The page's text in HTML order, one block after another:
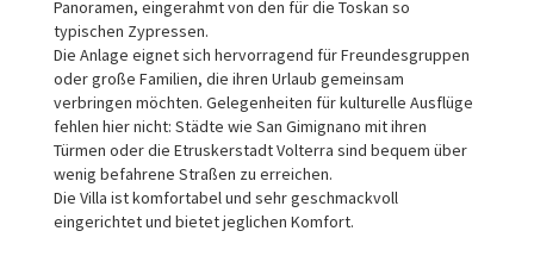
Panoramen, eingerahmt von den für die Toskan so
typischen Zypressen.
Die Anlage eignet sich hervorragend für Freundesgruppen
oder große Familien, die ihren Urlaub gemeinsam
verbringen möchten. Gelegenheiten für kulturelle Ausflüge
fehlen hier nicht: Städte wie San Gimignano mit ihren
Türmen oder die Etruskerstadt Volterra sind bequem über
wenig befahrene Straßen zu erreichen.
Die Villa ist komfortabel und sehr geschmackvoll
eingerichtet und bietet jeglichen Komfort.